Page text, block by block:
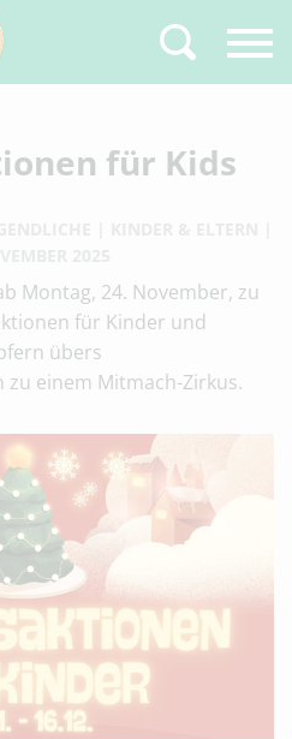
Type 2 or more
characters for results.
für Kids
Montag, 24. November, zu
für Kinder und
übers
einem Mitmach-Zirkus.